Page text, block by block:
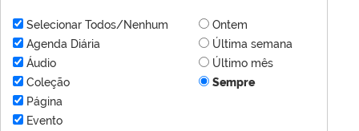
Selecionar Todos/Nenhum
Agenda Diária
Áudio
Coleção
Página
Evento
Ontem
Última semana
Último mês
Sempre